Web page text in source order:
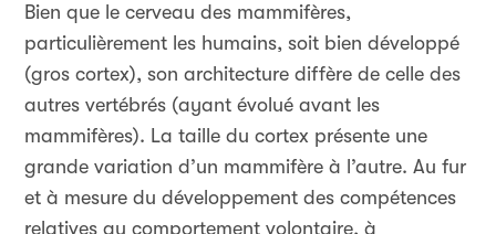
Bien que le cerveau des mammifères,
particulièrement les humains, soit bien développé
(gros cortex), son architecture diffère de celle des
autres vertébrés (ayant évolué avant les
mammifères). La taille du cortex présente une
grande variation d’un mammifère à l’autre. Au fur
et à mesure du développement des compétences
relatives au comportement volontaire, à